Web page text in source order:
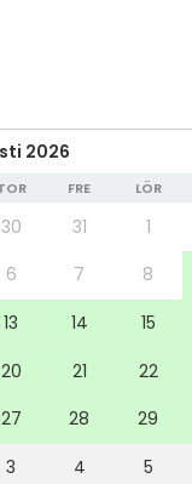
helposti sekä
kaksi Jyväs-
2026
FRE LÖR
30 31 1
6 7 8
13 14 15
20 21 22
27 28 29
3 4 5